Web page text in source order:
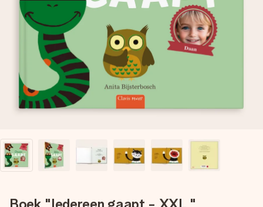
Gratis wenskaartje
Je maakt in een paar stappen iets unieks – met haar naam,
jullie foto of een boodschap die raakt. Zonder gedoe, maar
met alle aandacht voor het moment.